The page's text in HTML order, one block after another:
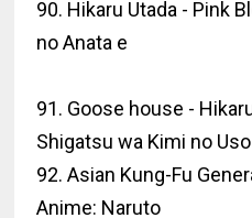
90. Hikaru Utada - Pink
no Anata e
91. Goose house -
Shigatsu wa Kimi no Uso
92. Asian Kung-Fu
Anime: Naruto